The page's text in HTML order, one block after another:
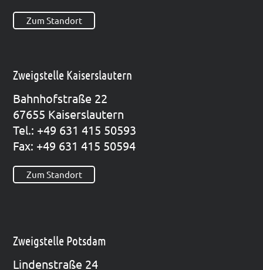
Zum Standort
Zweigstelle Kaiserslautern
Bahn­hof­stra­ße 22
67655 Kai­sers­lau­tern
Tel.: +49 631 415 50593
Fax: +49 631 415 50594
Zum Standort
Zweigstelle Potsdam
Lin­den­stra­ße 24